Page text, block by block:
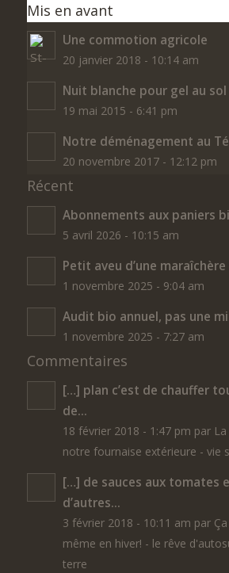
Mis en avant
Une commotion agricole
20 janvier 2018 - 10:14 am
Nuit blanche pour gel au sol
19 mai 2015 - 6:41 pm
Notre déménagement au
20 novembre 2017 - 12:12 pm
Récent
Abonnements aux paniers
5 avril 2026 - 10:15 am
Petit aveu d’une
1 novembre 2025 - 9:04 am
Audit bio annuel, pas une
1 novembre 2025 - 7:27 am
Commentaires
[…] plan c’est de chauffer
de...
18 février 2018 - 1:47 pm par
notre fournaise extérieure - vie
[…] de sauces aux tomates
d’autres...
3 février 2018 - 10:11 am par
même en hiver! - le rêve
terre